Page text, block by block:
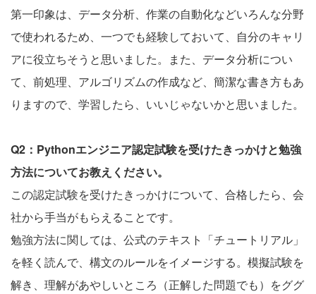
第一印象は、データ分析、作業の自動化などいろんな分野
で使われるため、一つでも経験しておいて、自分のキャリ
アに役立ちそうと思いました。また、データ分析につい
て、前処理、アルゴリズムの作成など、簡潔な書き方もあ
りますので、学習したら、いいじゃないかと思いました。
Q2：Pythonエンジニア認定試験を受けたきっかけと勉強
方法についてお教えください。
この認定試験を受けたきっかけについて、合格したら、会
社から手当がもらえることです。
勉強方法に関しては、公式のテキスト「チュートリアル」
を軽く読んで、構文のルールをイメージする。模擬試験を
解き、理解があやしいところ（正解した問題でも）をググ